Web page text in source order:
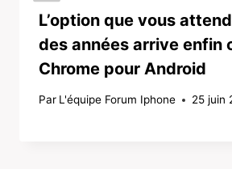
L’option que vous
des années arrive enfin
Chrome pour Android
Par L'équipe Forum Iphone 25 juin